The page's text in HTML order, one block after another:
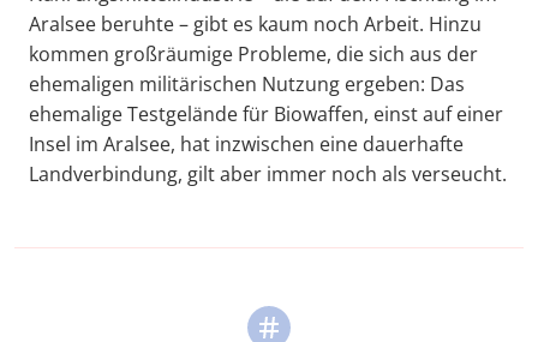
Aralsee beruhte – gibt es kaum noch Arbeit. Hinzu
kommen großräumige Probleme, die sich aus der
ehemaligen militärischen Nutzung ergeben: Das
ehemalige Testgelände für Biowaffen, einst auf einer
Insel im Aralsee, hat inzwischen eine dauerhafte
Landverbindung, gilt aber immer noch als verseucht.